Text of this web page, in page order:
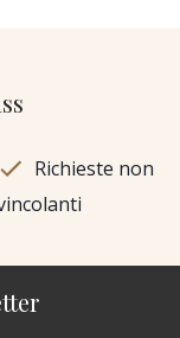
Richieste non